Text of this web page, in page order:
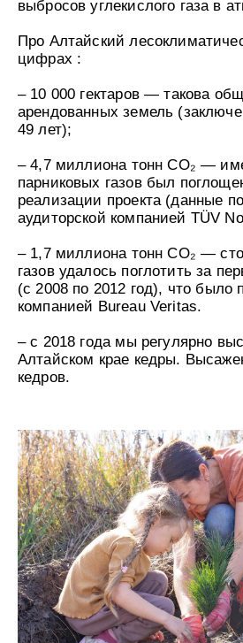
выбросов углекислого газа в
Про Алтайский
цифрах :
– 10 000 гектаров — такова
арендованных земель
49 лет);
– 4,7 миллиона тонн CO₂ —
парниковых газов был
реализации проекта (данные
аудиторской компанией TÜV
– 1,7 миллиона тонн CO₂ —
газов удалось поглотить за
(с 2008 по 2012 год), что было
компанией Bureau Veritas.
– с 2018 года мы регулярно
Алтайском крае кедры.
кедров.